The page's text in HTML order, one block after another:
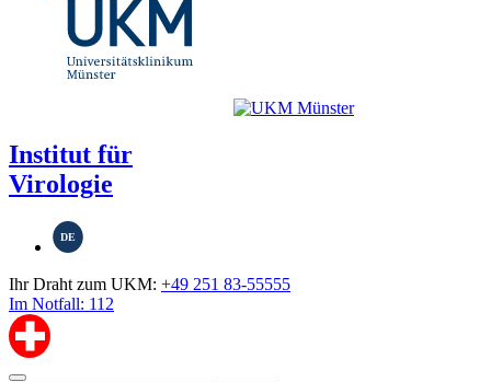
Institut für
Virologie
DE
Ihr Draht zum UKM: +49 251 83-55555
Im Notfall: 112